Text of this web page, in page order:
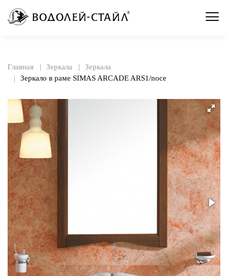
Главная Зеркала
Зеркала
Зеркало в раме SIMAS ARCADE ARS1/noce